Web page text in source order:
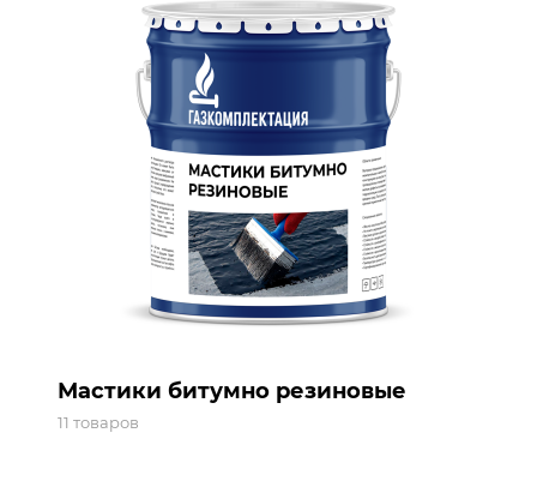
Мастики битумно резиновые
11 товаров